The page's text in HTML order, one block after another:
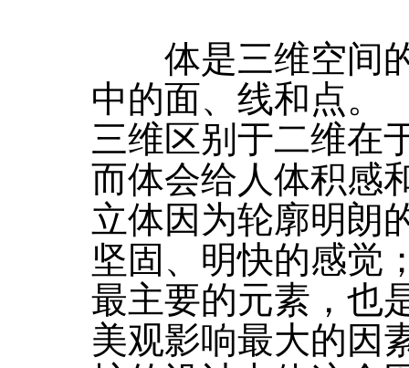
体是三维空间的
中的面、线和点。
三维区别于二维在
而体会给人体积感
立体因为轮廓明朗
坚固、明快的感觉
最主要的元素，也
美观影响最大的因